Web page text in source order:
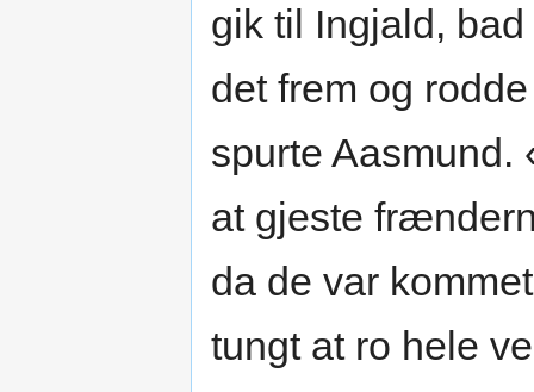
gik til Ingjald,
det frem og
spurte
at gjeste
da de var
tungt at ro hele